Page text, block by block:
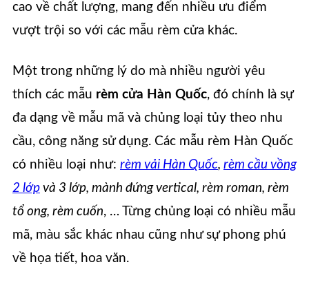
cao về chất lượng, mang đến nhiều ưu điểm
vượt trội so với các mẫu rèm cửa khác.
Một trong những lý do mà nhiều người yêu
thích các mẫu rèm cửa Hàn Quốc, đó chính là sự
đa dạng về mẫu mã và chủng loại tủy theo nhu
cầu, công năng sử dụng. Các mẫu rèm Hàn Quốc
có nhiều loại như: rèm vải Hàn Quốc, rèm cầu vồng
2 lớp và 3 lớp, mành đứng vertical, rèm roman, rèm
tổ ong, rèm cuốn, … Từng chủng loại có nhiều mẫu
mã, màu sắc khác nhau cũng như sự phong phú
về họa tiết, hoa văn.